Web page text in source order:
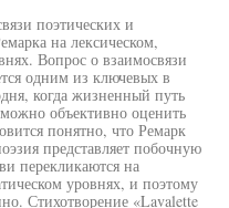
поэтических и
на лексическом,
Вопрос о взаимосвязи
одним из ключевых в
когда жизненный путь
объективно оценить
понятно, что Ремарк
представляет побочную
перекликаются на
уровнях, и поэтому
Стихотворение «Lavalette